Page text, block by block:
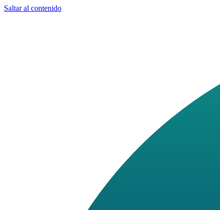
Saltar al contenido